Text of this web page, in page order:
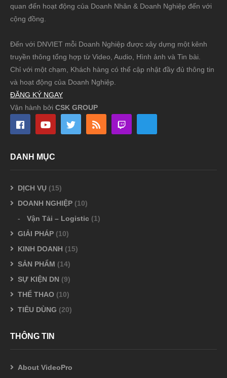
quan đến hoạt động của Doanh Nhân & Doanh Nghiệp đến với
cộng đồng.
Đến với DNVIET mỗi Doanh Nghiệp được xây dựng một kênh
truyền thông tổng hợp từ Video, Audio, Hình ảnh và Tin bài.
Chỉ với một chạm, Khách hàng có thể cập nhật đầy đủ thông tin
và hoạt động của Doanh Nghiệp.
ĐĂNG KÝ NGAY
Vận hành bởi CSK GROUP
DANH MỤC
DỊCH VỤ (15)
DOANH NGHIỆP (10)
Vận Tải – Logistic (1)
GIẢI PHÁP (10)
KINH DOANH (15)
SẢN PHẨM (14)
SỰ KIỆN DN (9)
THỂ THAO (10)
TIÊU DÙNG (20)
THÔNG TIN
About VideoPro